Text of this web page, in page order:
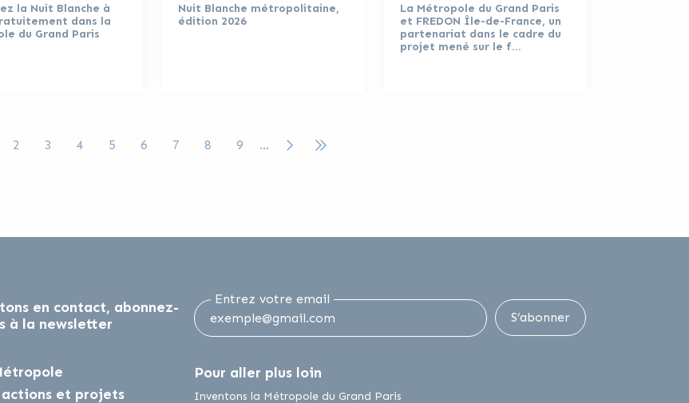
la Nuit Blanche à
dans la
du Grand Paris
Nuit Blanche métropolitaine,
édition 2026
La Métropole du Grand Paris
et FREDON Île-de-France, un
partenariat dans le cadre du
projet mené sur le f…
courante
Page
2 Page
3 Page
4 Page
5 Page
6 Page
7 Page
8 Page
9 …
en contact, abonnez-
à la newsletter
Entrez votre email
S’abonner
actions et projets
Pour aller plus loin
Inventons la Métropole du Grand Paris